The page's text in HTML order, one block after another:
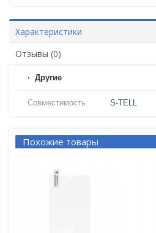
Характеристики
Отзывы (0)
Другие
Совместимость S-TELL
Похожие товары